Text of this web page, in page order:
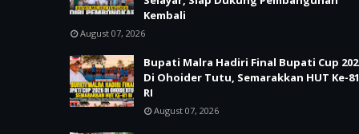
Kembali
August 07, 2026
Bupati Malra Hadiri Final Bupati Cup
Di Ohoider Tutu, Semarakkan HUT Ke-81
RI
August 07, 2026